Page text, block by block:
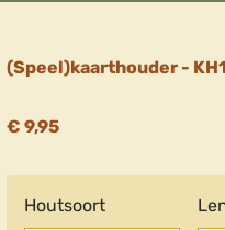
(Speel)kaarthouder -
€ 9,95
Houtsoort